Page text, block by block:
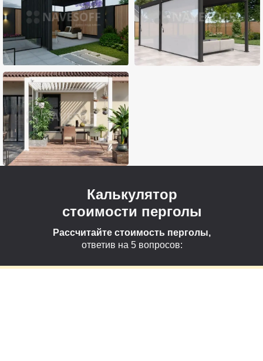
Рассчитайте стоимость перголы,
ответив на 5 вопросов:
Калькулятор
стоимости перголы